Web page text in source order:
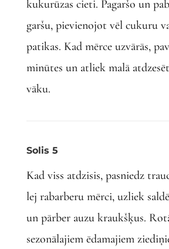
kukurūzas cieti. Pagaršo un
garšu, pievienojot vēl cukuru
patikas. Kad mērce uzvārās,
minūtes un atliek malā
vāku.
Solis 5
Kad viss atdzisis, pasniedz
lej rabarberu mērci, uzliek
un pārber auzu kraukšķus.
sezonālajiem ēdamajiem